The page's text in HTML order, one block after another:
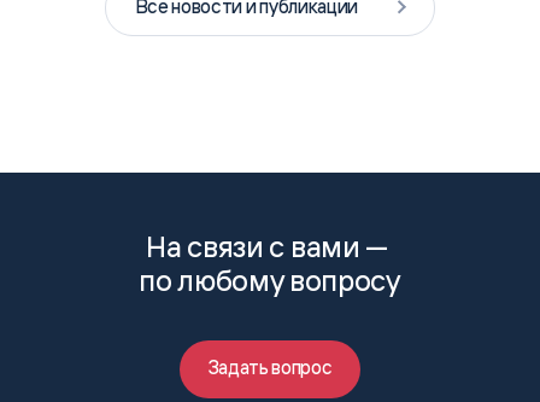
Все новости и публикации
На связи с вами —
по любому вопросу
Задать вопрос